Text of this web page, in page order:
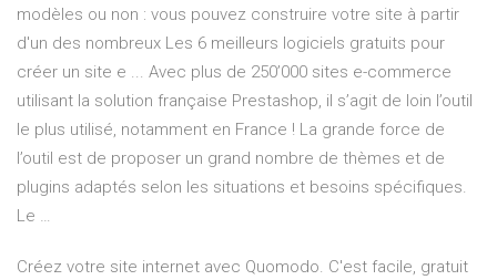
modèles ou non : vous pouvez construire votre site à partir
d'un des nombreux Les 6 meilleurs logiciels gratuits pour
créer un site e ... Avec plus de 250’000 sites e-commerce
utilisant la solution française Prestashop, il s’agit de loin l’outil
le plus utilisé, notamment en France ! La grande force de
l’outil est de proposer un grand nombre de thèmes et de
plugins adaptés selon les situations et besoins spécifiques.
Le …
Créez votre site internet avec Quomodo. C'est facile, gratuit